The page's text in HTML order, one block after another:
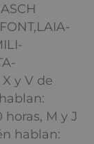
y V de
horas, M y J
hablan: